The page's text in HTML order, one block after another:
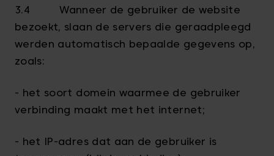
3.4 Wanneer de gebruiker de website
bezoekt, slaan de servers die geraadpleegd
werden automatisch bepaalde gegevens op,
zoals:
- het soort domein waarmee de gebruiker
verbinding maakt met het internet;
- het IP-adres dat aan de gebruiker is